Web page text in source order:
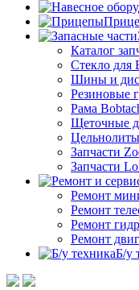
Каталог
Стекло для
Шины и
Резиновые
Рама
Щеточные
Запчасти
Запчасти
Ремонт
Ремонт
Ремонт
Ремонт
Б/у